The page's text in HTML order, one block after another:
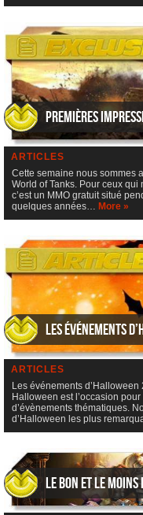
Premières
ARTICLES
Cette semaine nous sommes
World of Tanks. Pour ceux
c’est un MMO gratuit situé
quelques années… More »
Les événements
ARTICLES
Les événements
Halloween est l’occasion
d’évènements thématiques.
d’Halloween les plus
Le bon et le moins